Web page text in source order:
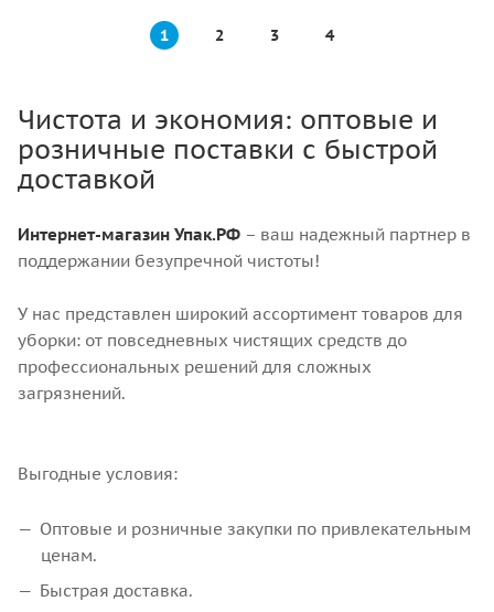
1 2 3 4
Чистота и экономия: оптовые и
розничные поставки с быстрой
доставкой
Интернет-магазин Упак.РФ – ваш надежный партнер в
поддержании безупречной чистоты!
У нас представлен широкий ассортимент товаров для
уборки: от повседневных чистящих средств до
профессиональных решений для сложных
загрязнений.
Выгодные условия:
Оптовые и розничные закупки по привлекательным
ценам.
Быстрая доставка.